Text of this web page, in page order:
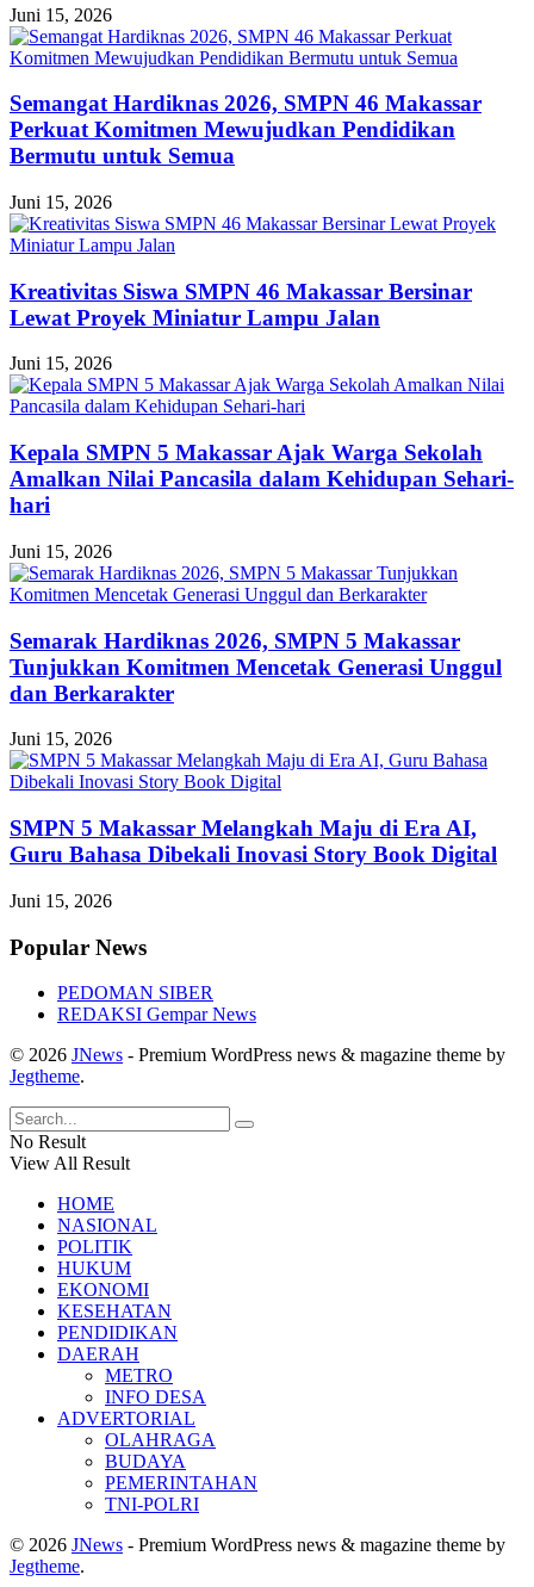
Juni 15, 2026
Semangat Hardiknas 2026, SMPN 46 Makassar
Perkuat Komitmen Mewujudkan Pendidikan
Bermutu untuk Semua
Juni 15, 2026
Kreativitas Siswa SMPN 46 Makassar Bersinar
Lewat Proyek Miniatur Lampu Jalan
Juni 15, 2026
Kepala SMPN 5 Makassar Ajak Warga Sekolah
Amalkan Nilai Pancasila dalam Kehidupan Sehari-
hari
Juni 15, 2026
Semarak Hardiknas 2026, SMPN 5 Makassar
Tunjukkan Komitmen Mencetak Generasi Unggul
dan Berkarakter
Juni 15, 2026
SMPN 5 Makassar Melangkah Maju di Era AI,
Guru Bahasa Dibekali Inovasi Story Book Digital
Juni 15, 2026
Popular News
PEDOMAN SIBER
REDAKSI Gempar News
© 2026 JNews - Premium WordPress news & magazine theme by
Jegtheme.
No Result
View All Result
HOME
NASIONAL
POLITIK
HUKUM
EKONOMI
KESEHATAN
PENDIDIKAN
DAERAH
METRO
INFO DESA
ADVERTORIAL
OLAHRAGA
BUDAYA
PEMERINTAHAN
TNI-POLRI
© 2026 JNews - Premium WordPress news & magazine theme by
Jegtheme.